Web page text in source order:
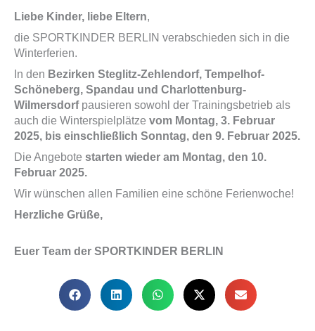
Liebe Kinder, liebe Eltern,
die SPORTKINDER BERLIN verabschieden sich in die
Winterferien.
In den Bezirken Steglitz-Zehlendorf, Tempelhof-
Schöneberg, Spandau und Charlottenburg-
Wilmersdorfpausieren sowohl der Trainingsbetrieb als
auch die Winterspielplätze vom Montag, 3. Februar
2025, bis einschließlich Sonntag, den 9. Februar 2025.
Die Angebote starten wieder am Montag, den 10.
Februar 2025.
Wir wünschen allen Familien eine schöne Ferienwoche!
Herzliche Grüße,
Euer Team der SPORTKINDER BERLIN